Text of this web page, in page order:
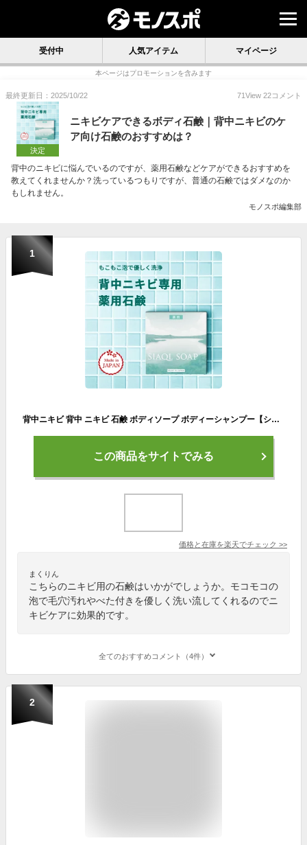
受付中 人気アイテム マイページ
本ページはプロモーションを含みます
最終更新日：2025/10/22 71View 22コメント
決定
ニキビケアできるボディ石鹸｜背中ニキビのケ
ア向け石鹸のおすすめは？
背中のニキビに悩んでいるのですが、薬用石鹸などケアができるおすすめを
教えてくれませんか？洗っているつもりですが、普通の石鹸ではダメなのか
もしれません。
モノスポ編集部
1
背中ニキビ 背中 ニキビ 石鹸 ボディソープ ボディーシャンプー【シアクル ソープ 100g】 薬用石鹸 背中ニキビ ケア 泡 せっけん 石けん ニキビ跡 ブツブツ 肌荒れ お尻 ニキビ 胸 ニキビ 大人ニキビ 男 ニキビ 保湿 殺菌 メンズも使える
この商品をサイトでみる
価格と在庫を楽天でチェック >>
まくりん
こちらのニキビ用の石鹸はいかがでしょうか。モコモコの
泡で毛穴汚れやべた付きを優しく洗い流してくれるのでニ
キビケアに効果的です。
全てのおすすめコメント（4件）
2